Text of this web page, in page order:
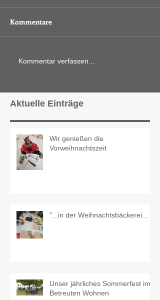
Kommentare
Kommentar verfassen...
Aktuelle Einträge
Wir genießen die
Vorweihnachtszeit
"...in der Weihnachtsbäckerei...
Unser jährliches Sommerfest im
Betreuten Wohnen